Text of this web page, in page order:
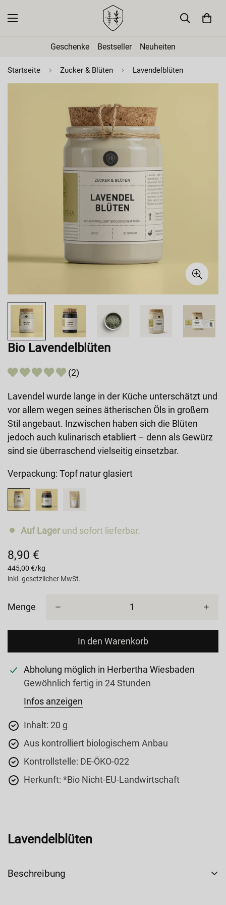
Geschenke Bestseller Neuheiten
Startseite Zucker & Blüten Lavendelblüten
Bio Lavendelblüten
(2)
Lavendel wurde lange in der Küche unterschätzt und
vor allem wegen seines ätherischen Öls in großem
Stil angebaut. Inzwischen haben sich die Blüten
jedoch auch kulinarisch etabliert – denn als Gewürz
sind sie überraschend vielseitig einsetzbar.
Verpackung: Topf natur glasiert
Auf Lager und sofort lieferbar.
Regulärer
Preis
8,90 €
Einzelpreis
445,00 €/kg
inkl. gesetzlicher MwSt.
Menge
In den Warenkorb
Abholung möglich in Herbertha Wiesbaden
Gewöhnlich fertig in 24 Stunden
Infos anzeigen
Inhalt: 20 g
Aus kontrolliert biologischem Anbau
Kontrollstelle: DE-ÖKO-022
Herkunft: *Bio Nicht-EU-Landwirtschaft
Lavendelblüten
Beschreibung